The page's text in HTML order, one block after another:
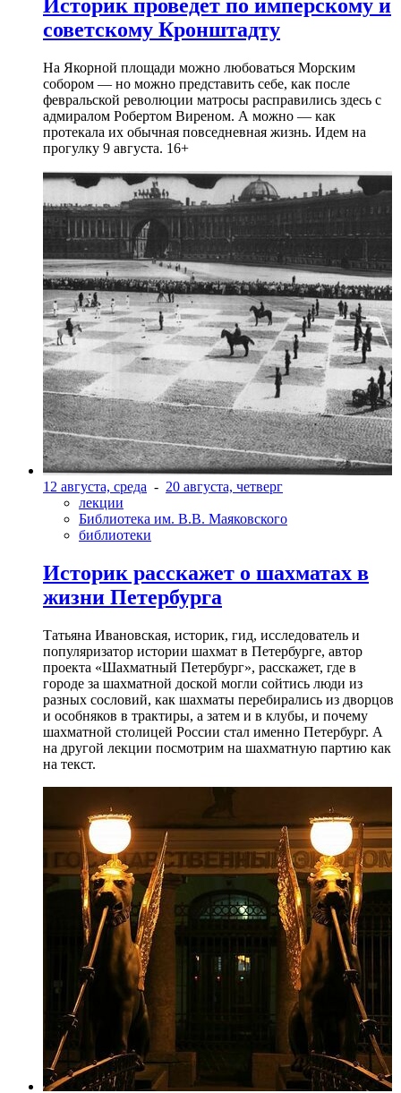
Историк проведет по имперскому и
советскому Кронштадту
На Якорной площади можно любоваться Морским
собором — но можно представить себе, как после
февральской революции матросы расправились здесь с
адмиралом Робертом Виреном. А можно — как
протекала их обычная повседневная жизнь. Идем на
прогулку 9 августа. 16+
12 августа, среда - 20 августа, четверг
лекции
Библиотека им. В.В. Маяковского
библиотеки
Историк расскажет о шахматах в
жизни Петербурга
Татьяна Ивановская, историк, гид, исследователь и
популяризатор истории шахмат в Петербурге, автор
проекта «Шахматный Петербург», расскажет, где в
городе за шахматной доской могли сойтись люди из
разных сословий, как шахматы перебирались из дворцов
и особняков в трактиры, а затем и в клубы, и почему
шахматной столицей России стал именно Петербург. А
на другой лекции посмотрим на шахматную партию как
на текст.